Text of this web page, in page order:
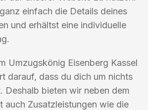
einfach die Details deines
und erhältst eine individuelle
Umzugskönig Eisenberg Kassel
darauf, dass du dich um nichts
Deshalb bieten wir neben dem
auch Zusatzleistungen wie die